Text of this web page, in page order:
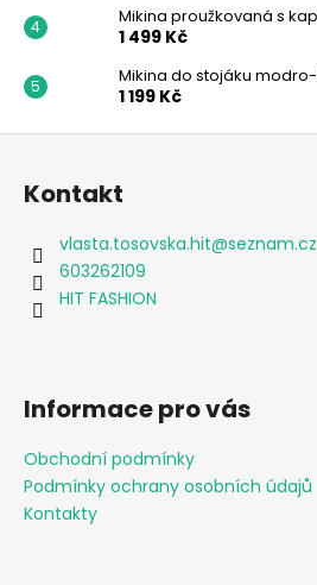
y
.
Mikina proužkovaná s
1 499 Kč
Mikina do stojáku
1 199 Kč
?
HLEDAT
D
o
p
o
č
u
j
e
m
e
Z
Kontakt
vlasta.tosovska.hit@seznam.cz
603262109
HIT FASHION
Informace pro vás
Obchodní podmínky
Podmínky ochrany osobních údajů
Kontakty